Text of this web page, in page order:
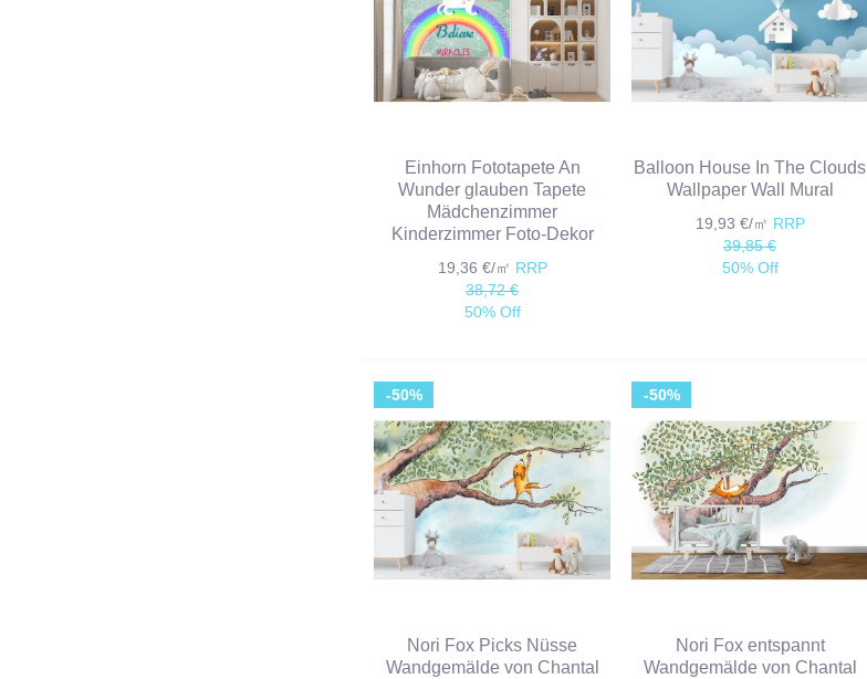
Einhorn Fototapete An
Wunder glauben Tapete
Mädchenzimmer
Kinderzimmer Foto-Dekor
19,36 €/㎡ RRP
38,72 €
50% Off
Balloon House In The Clouds
Wallpaper Wall Mural
19,93 €/㎡ RRP
39,85 €
50% Off
-50%
Nori Fox Picks Nüsse
Wandgemälde von Chantal
-50%
Nori Fox entspannt
Wandgemälde von Chantal